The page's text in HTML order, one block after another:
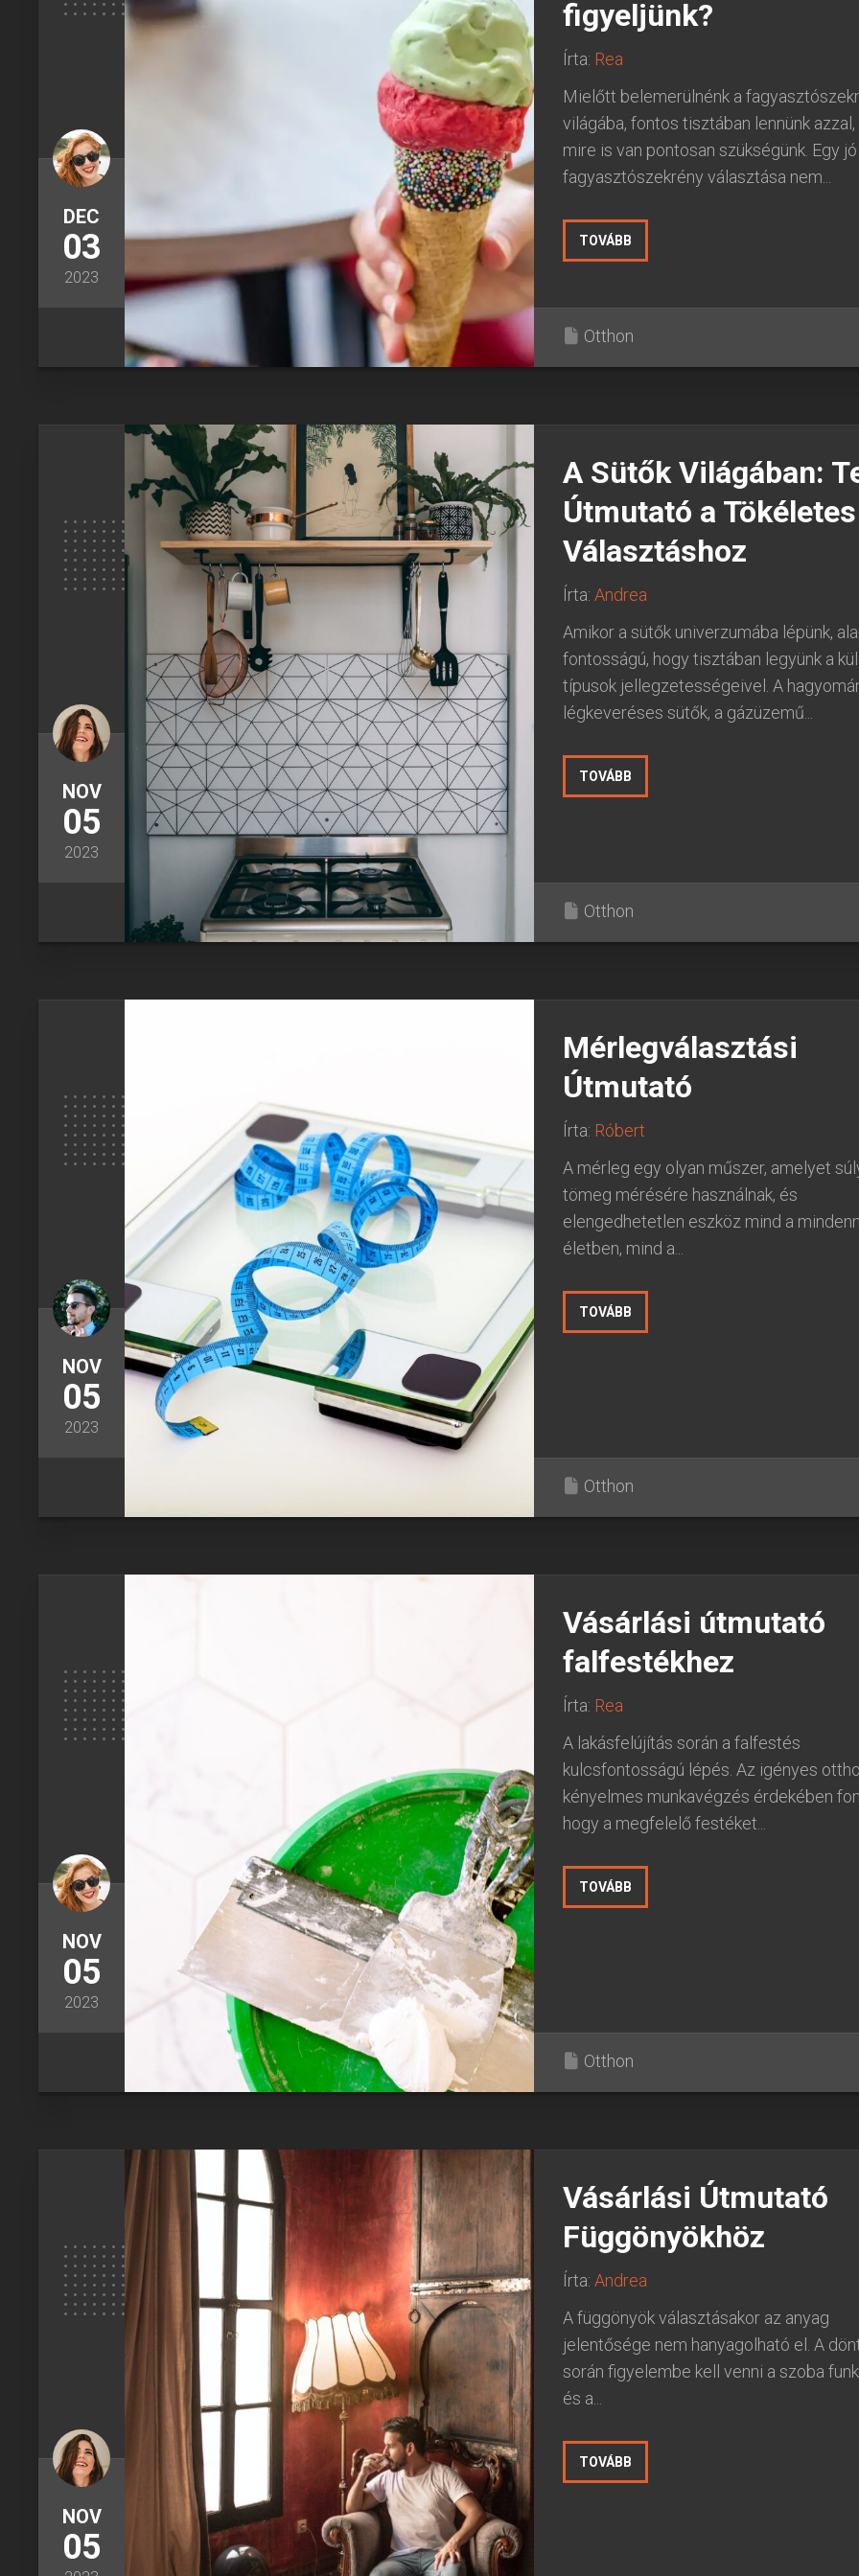
DEC
03
2023
figyeljünk?
Írta: Rea
Mielőtt belemerülnénk a
világába, fontos tisztában lennünk azzal,
mire is van pontosan szükségünk. Egy jó
fagyasztószekrény választása nem...
TOVÁBB
Otthon
NOV
05
2023
A Sütők Világában:
Útmutató a Tökéletes
Választáshoz
Írta: Andrea
Amikor a sütők univerzumába lépünk,
fontosságú, hogy tisztában legyünk a
típusok jellegzetességeivel. A
légkeveréses sütők, a gázüzemű...
TOVÁBB
Otthon
NOV
05
2023
Mérlegválasztási
Útmutató
Írta: Róbert
A mérleg egy olyan műszer, amelyet
tömeg mérésére használnak, és
elengedhetetlen eszköz mind a
életben, mind a...
TOVÁBB
Otthon
NOV
05
2023
Vásárlási útmutató
falfestékhez
Írta: Rea
A lakásfelújítás során a falfestés
kulcsfontosságú lépés. Az igényes
kényelmes munkavégzés érdekében
hogy a megfelelő festéket...
TOVÁBB
Otthon
NOV
05
Vásárlási Útmutató
Függönyökhöz
Írta: Andrea
A függönyök választásakor az anyag
jelentősége nem hanyagolható el. A
során figyelembe kell venni a szoba
és a...
TOVÁBB